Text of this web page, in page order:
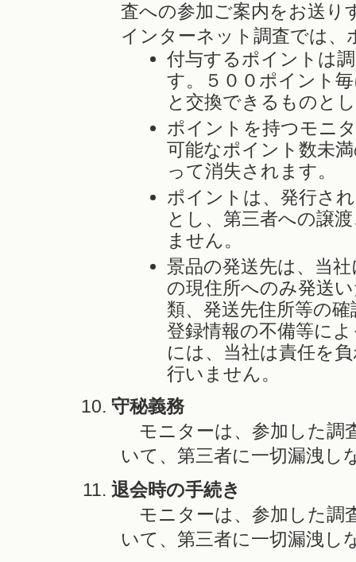
査への参加ご案内をお送り
インターネット調査では、
付与するポイントは
す。５００ポイント
と交換できるものと
ポイントを持つモニ
可能なポイント数未
って消失されます。
ポイントは、発行さ
とし、第三者への譲
ません。
景品の発送先は、当
の現住所へのみ発送
類、発送先住所等の
登録情報の不備等に
には、当社は責任を
行いません。
守秘義務
モニターは、参加した調
いて、第三者に一切漏洩し
退会時の手続き
モニターは、参加した調
いて、第三者に一切漏洩し